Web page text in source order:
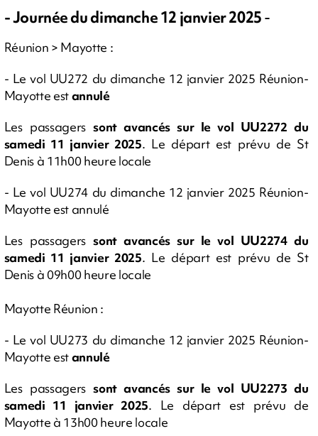
- Journée du dimanche 12 janvier 2025-
Réunion > Mayotte :
- Le vol UU272 du dimanche 12 janvier 2025 Réunion-
Mayotte estannulé
Les passagerssont avancés sur le vol UU2272 du
samedi 11 janvier 2025. Le départ est prévu de St
Denis à 11h00 heure locale
- Le vol UU274 du dimanche 12 janvier 2025 Réunion-
Mayotte est annulé
Les passagerssont avancés sur le vol UU2274 du
samedi 11 janvier 2025. Le départ est prévu de St
Denis à 09h00 heure locale
Mayotte Réunion :
- Le vol UU273 du dimanche 12 janvier 2025 Réunion-
Mayotte estannulé
Les passagerssont avancés sur le vol UU2273 du
samedi 11 janvier 2025. Le départ est prévu de
Mayotte à 13h00 heure locale